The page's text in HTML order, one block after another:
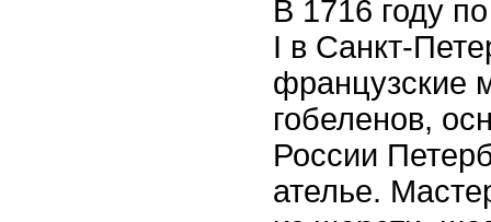
В 1716 году
I в Санкт-
французские
гобеленов,
России
ателье.